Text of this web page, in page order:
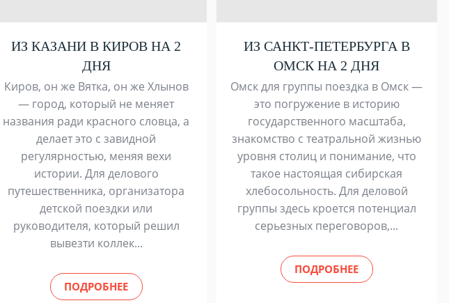
ИЗ КАЗАНИ В КИРОВ НА 2
ДНЯ
Киров, он же Вятка, он же Хлынов
— город, который не меняет
названия ради красного словца, а
делает это с завидной
регулярностью, меняя вехи
истории. Для делового
путешественника, организатора
детской поездки или
руководителя, который решил
вывезти коллек...
ПОДРОБНЕЕ
ИЗ САНКТ-ПЕТЕРБУРГА В
ОМСК НА 2 ДНЯ
Омск для группы поездка в Омск —
это погружение в историю
государственного масштаба,
знакомство с театральной жизнью
уровня столиц и понимание, что
такое настоящая сибирская
хлебосольность. Для деловой
группы здесь кроется потенциал
серьезных переговоров,...
ПОДРОБНЕЕ